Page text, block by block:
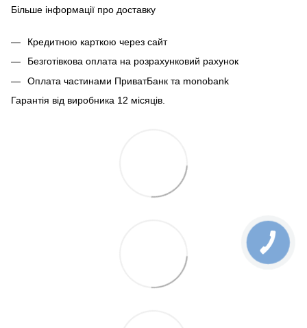
Більше інформації про доставку
Кредитною карткою через сайт
Безготівкова оплата на розрахунковий рахунок
Оплата частинами ПриватБанк та monobank
Гарантія від виробника 12 місяців.